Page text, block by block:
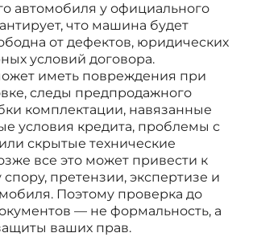
автомобиля у официального
что машина будет
от дефектов, юридических
условий договора.
иметь повреждения при
следы предпродажного
комплектации, навязанные
условия кредита, проблемы с
скрытые технические
все это может привести к
претензии, экспертизе и
Поэтому проверка до
— не формальность, а
ваших прав.